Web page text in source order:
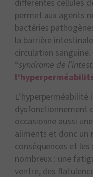
différentes cellules
permet aux agents
bactéries
la barrière
circulation sanguine.
“syndrome de
dysfonctionnement
occasionne aussi
aliments et donc un
conséquences et
nombreux : une
ventre, des